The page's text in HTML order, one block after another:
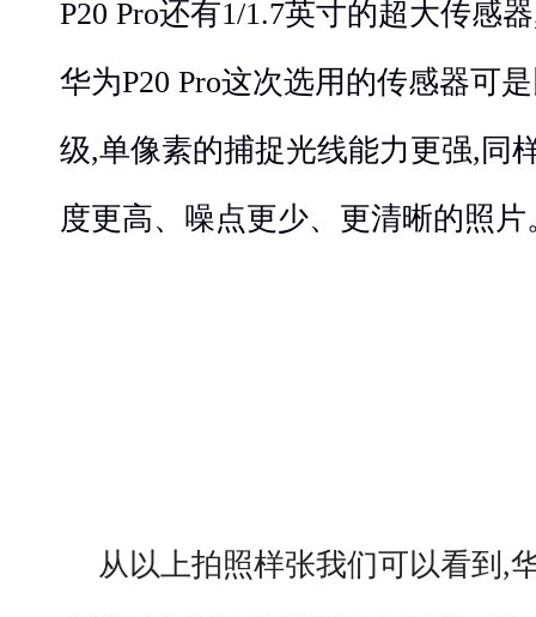
P20 Pro还有1/1.7英寸的超大传感
华为P20 Pro这次选用的传感器可
级,单像素的捕捉光线能力更强,同
度更高、噪点更少、更清晰的照片
从以上拍照样张我们可以看到,